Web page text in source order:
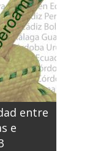
entre
e